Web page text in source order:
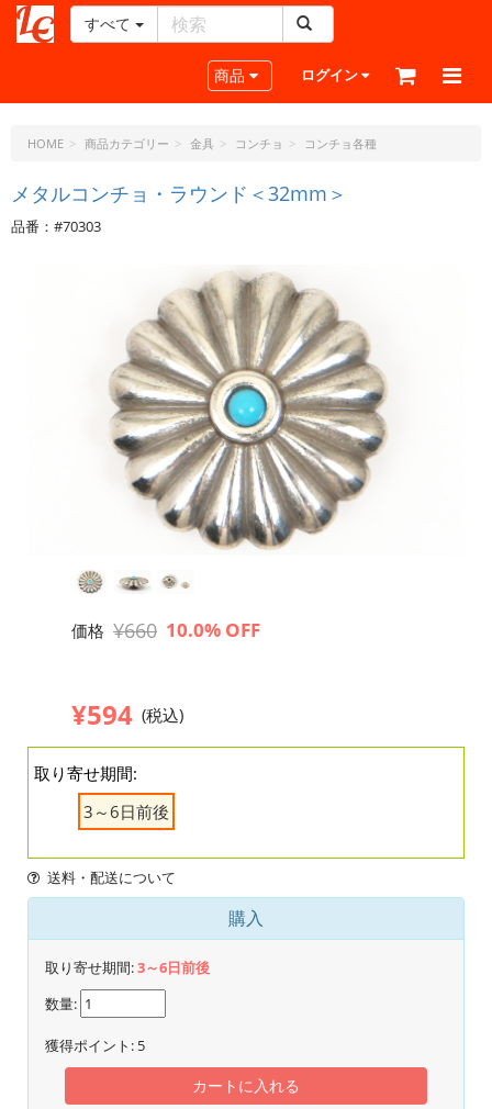
ー
ラ
ト・
ド
ッ
すべて
Toggle navigation
商品 ログイン
HOME 商品カテゴリー 金具 コンチョ コンチョ各種
メタルコンチョ・ラウンド＜32mm＞
品番：#70303
価格 ¥660 10.0% OFF
¥594 (税込)
取り寄せ期間:
3～6日前後
送料・配送について
購入
取り寄せ期間:3～6日前後
数量:
獲得ポイント: 5
カートに入れる